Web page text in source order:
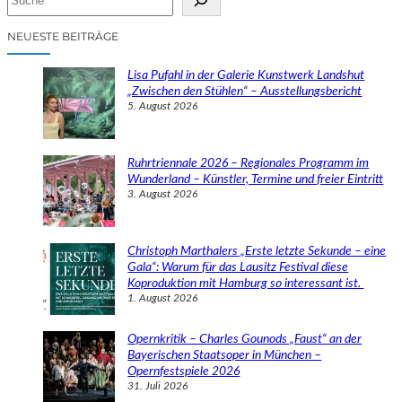
cNEUESTE BEITRÄGE
Lisa Pufahl in der Galerie Kunstwerk Landshut
„Zwischen den Stühlen“ – Ausstellungsbericht
5. August 2026
Ruhrtriennale 2026 – Regionales Programm im
Wunderland – Künstler, Termine und freier Eintritt
3. August 2026
Christoph Marthalers „Erste letzte Sekunde – eine
Gala“: Warum für das Lausitz Festival diese
Koproduktion mit Hamburg so interessant ist.
1. August 2026
Opernkritik – Charles Gounods „Faust“ an der
Bayerischen Staatsoper in München –
Opernfestspiele 2026
31. Juli 2026